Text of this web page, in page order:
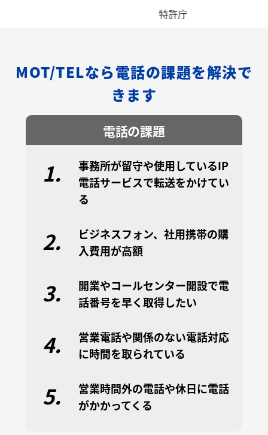
特許庁
MOT/TELなら電話の課題を解決で
きます
電話の課題
1.
事務所が留守や使用しているIP
電話サービスで転送をかけてい
る
2.
ビジネスフォン、社用携帯の購
入費用が高額
3.
開業やコールセンター開設で電
話番号を早く取得したい
4.
営業電話や関係のない電話対応
に時間を取られている
5.
営業時間外の電話や休日に電話
がかかってくる